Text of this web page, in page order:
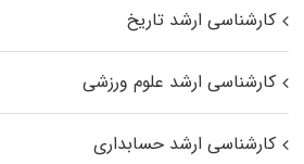
کارشناسی ارشد تاریخ
کارشناسی ارشد علوم ورزشی
کارشناسی ارشد حسابداری